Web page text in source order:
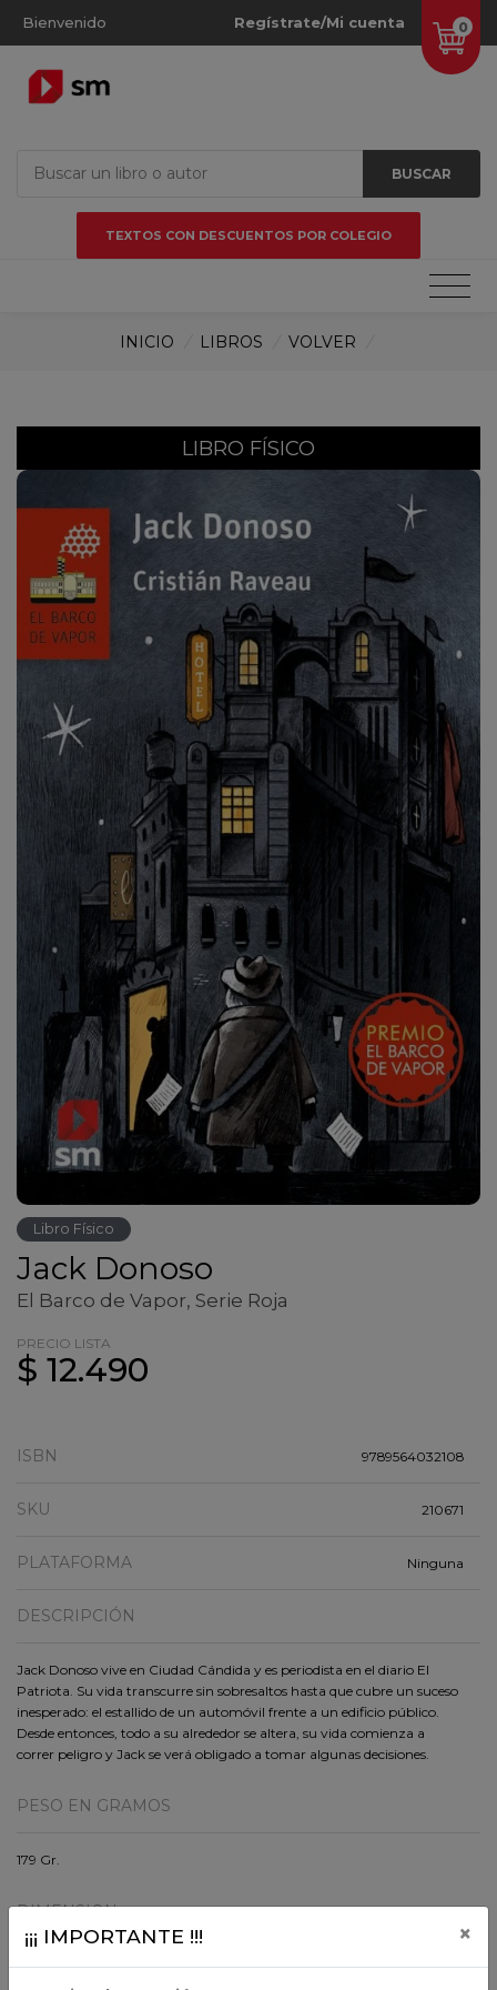
Bienvenido 0
Regístrate/Mi cuenta
BUSCAR
TEXTOS CON DESCUENTOS POR COLEGIO
INICIO LIBROS VOLVER
LIBRO FÍSICO
Libro Físico
Jack Donoso
El Barco de Vapor, Serie Roja
PRECIO LISTA
$ 12.490
ISBN 9789564032108
SKU 210671
PLATAFORMA Ninguna
DESCRIPCIÓN
Jack Donoso vive en Ciudad Cándida y es periodista en el diario El
Patriota. Su vida transcurre sin sobresaltos hasta que cubre un suceso
inesperado: el estallido de un automóvil frente a un edificio público.
Desde entonces, todo a su alrededor se altera, su vida comienza a
correr peligro y Jack se verá obligado a tomar algunas decisiones.
PESO EN GRAMOS
179 Gr.
DIMENSION
19x12x1.5
¡¡¡ IMPORTANTE !!! ×